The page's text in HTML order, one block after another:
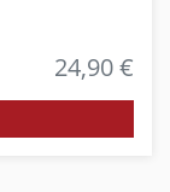
24,90 €